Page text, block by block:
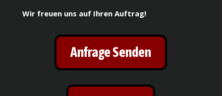
Wir freuen uns auf Ihren Auftrag!
Anfrage Senden